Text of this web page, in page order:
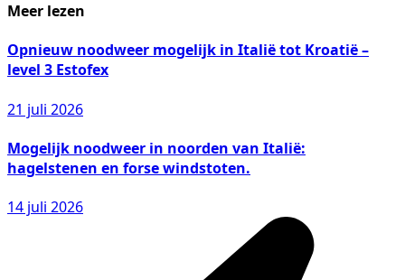
Meer lezen
Opnieuw noodweer mogelijk in Italië tot Kroatië –
level 3 Estofex
21 juli 2026
Mogelijk noodweer in noorden van Italië:
hagelstenen en forse windstoten.
14 juli 2026